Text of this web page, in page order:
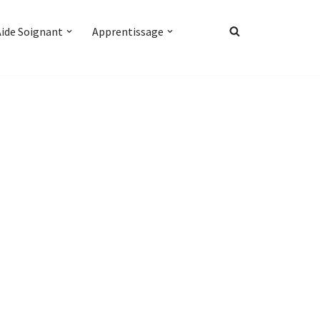
Soignant Apprentissage